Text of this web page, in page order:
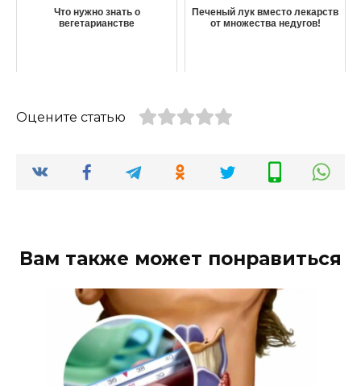
Что нужно знать о
вегетарианстве
Печеный лук вместо лекарств
от множества недугов!
Оцените статью
Вам также может понравиться